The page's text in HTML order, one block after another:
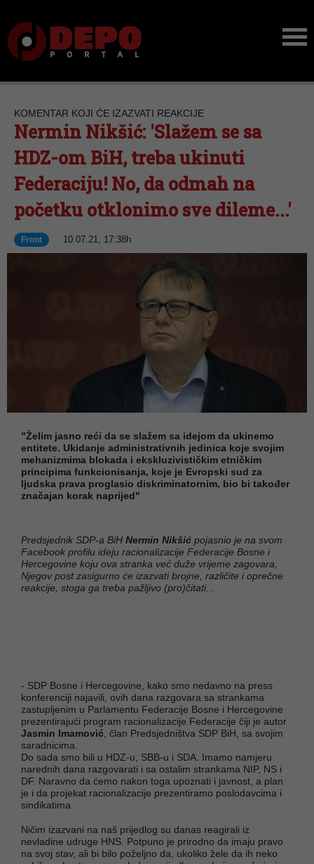
KOMENTAR KOJI ĆE IZAZVATI REAKCIJE
Nermin Nikšić: 'Slažem se sa
HDZ-om BiH, treba ukinuti
Federaciju! No, da odmah na
početku otklonimo sve dileme...'
Front 10.07.21, 17:38h
"Želim jasno reći da se slažem sa idejom da ukinemo
entitete. Ukidanje administrativnih jedinica koje svojim
mehanizmima blokada i ekskluzivističkim etničkim
principima funkcionisanja, koje je Evropski sud za
ljudska prava proglasio diskriminatornim, bio bi također
značajan korak naprijed"
Predsjednik SDP-a BiH Nermin Nikšić pojasnio je na svom
Facebook profilu ideju racionalizacije Federacije Bosne i
Hercegovine koju ova stranka već duže vrijeme zagovara,
Njegov post zasigurno će izazvati brojne, različite i oprečne
reakcije, stoga ga treba pažljivo (pro)čitati...
- SDP Bosne i Hercegovine, kako smo nedavno na press
konferenciji najavili, ovih dana razgovara sa strankama
zastupljenim u Parlamentu Federacije Bosne i Hercegovine
prezentirajući program racionalizacije Federacije čiji je autor
Jasmin Imamović , član Predsjedništva SDP BiH, sa svojim
saradnicima.
Do sada smo bili u HDZ-u, SBB-u i SDA. Imamo namjeru
narednih dana razgovarati i sa ostalim strankama NIP, NS i
DF. Naravno da ćemo nakon toga upoznati i javnost, a plan
je i da projekat racionalizacije prezentiramo poslodavcima i
sindikatima.
Ničim izazvani na naš prijedlog su danas reagirali iz
nevladine udruge HNS. Potpuno je prirodno da imaju pravo
na svoj stav, ali bi bilo poželjno da, ukoliko žele da ih neko